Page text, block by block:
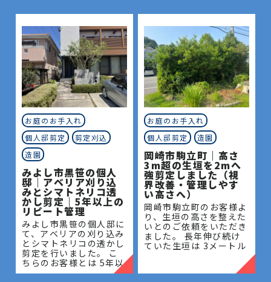
お庭のお手入れ
個人邸剪定
剪定刈込
造園
みよし市黒笹の個人
邸｜アベリア刈り込
みとシマトネリコ透
かし剪定｜5年以上の
リピート管理
みよし市黒笹の個人邸に
て、アベリアの刈り込み
とシマトネリコの透かし
剪定を行いました。 こ
ちらのお客様とは 5年以
上のお付き合いがあり、
お庭のお手入れ
個人邸剪定
造園
岡崎市駒立町｜高さ
3m超の生垣を2mへ
強剪定しました（視
界改善・管理しやす
い高さへ）
岡崎市駒立町のお客様よ
り、生垣の高さを整えた
いとのご依頼をいただき
ました。 長年伸び続け
ていた生垣は 3メートル
り、管理が難しく、日当
たりや風通しにも影響が